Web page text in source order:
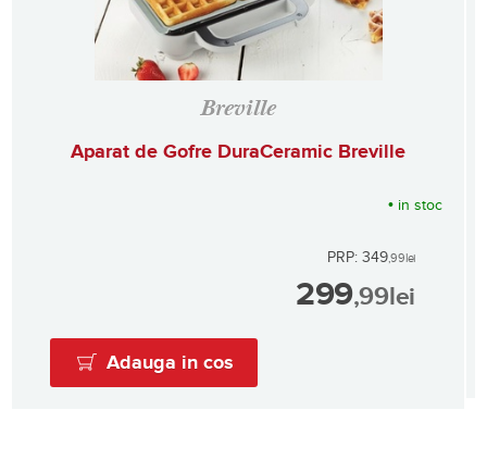
Breville
Aparat de Gofre DuraCeramic Breville
• in stoc
PRP: 349,99lei
299,99lei
Adauga in cos